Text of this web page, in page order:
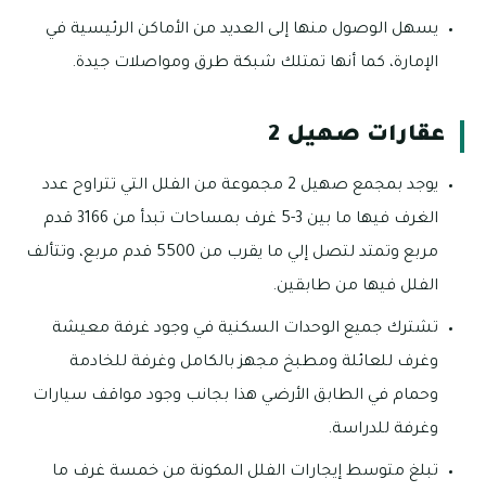
يسهل الوصول منها إلى العديد من الأماكن الرئيسية في
الإمارة، كما أنها تمتلك شبكة طرق ومواصلات جيدة.
عقارات صهيل 2
يوجد بمجمع صهيل 2 مجموعة من الفلل التي تتراوح عدد
الغرف فيها ما بين 3-5 غرف بمساحات تبدأ من 3166 قدم
مربع وتمتد لتصل إلي ما يقرب من 5500 قدم مربع، وتتألف
الفلل فيها من طابقين.
تشترك جميع الوحدات السكنية في وجود غرفة معيشة
وغرف للعائلة ومطبخ مجهز بالكامل وغرفة للخادمة
وحمام في الطابق الأرضي هذا بجانب وجود مواقف سيارات
وغرفة للدراسة.
تبلغ متوسط إيجارات الفلل المكونة من خمسة غرف ما